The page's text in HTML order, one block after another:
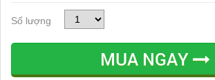
Số lượng
MUA NGAY